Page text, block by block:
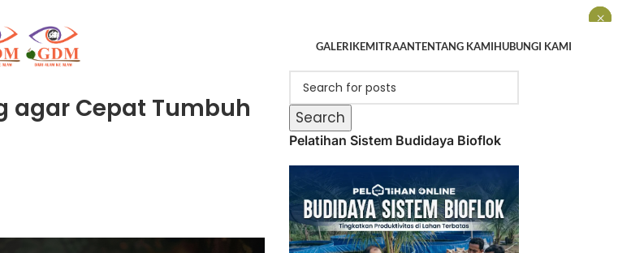
GALERIKEMITRAANTENTANG KAMIHUBUNGI KAMI
agar Cepat Tumbuh
Search
Pelatihan Sistem Budidaya Bioflok
×
×
×